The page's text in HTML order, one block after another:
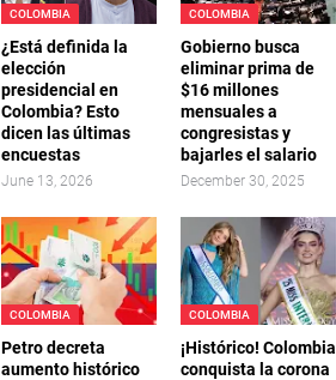
COLOMBIA
¿Está definida la
elección
presidencial en
Colombia? Esto
dicen las últimas
encuestas
June 13, 2026
COLOMBIA
Gobierno busca
eliminar prima de
$16 millones
mensuales a
congresistas y
bajarles el salario
December 30, 2025
COLOMBIA
Petro decreta
aumento histórico
COLOMBIA
¡Histórico! Colombia
conquista la corona